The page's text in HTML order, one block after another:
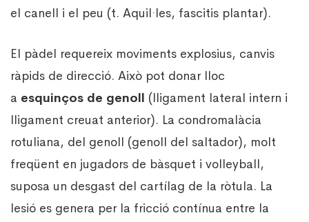
el canell i el peu (t. Aquil·les, fascitis plantar).
El pàdel requereix moviments explosius, canvis
ràpids de direcció. Això pot donar lloc
a esquinços de genoll (lligament lateral intern i
lligament creuat anterior). La condromalàcia
rotuliana, del genoll (genoll del saltador), molt
freqüent en jugadors de bàsquet i volleyball,
suposa un desgast del cartílag de la ròtula. La
lesió es genera per la fricció contínua entre la